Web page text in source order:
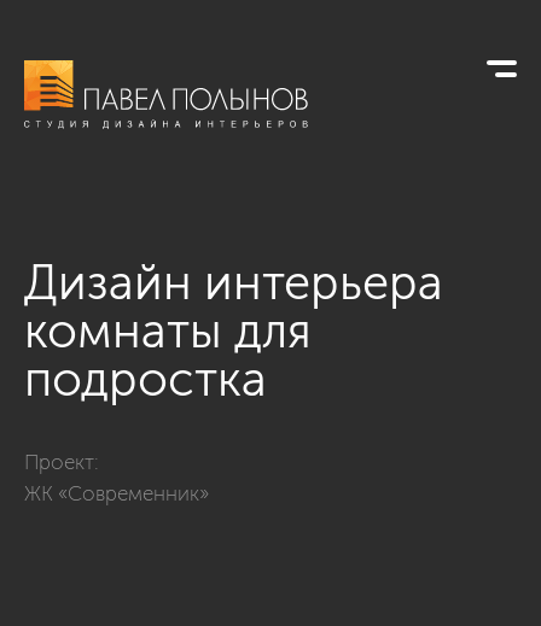
Дизайн интерьера
комнаты для
подростка
Проект:
ЖК «Современник»